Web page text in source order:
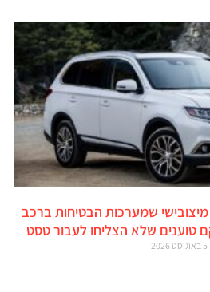
שמערכות הבטיחות ברכב
טוענים שלא הצליחו לעבור טסט
5 באוגוסט 2026